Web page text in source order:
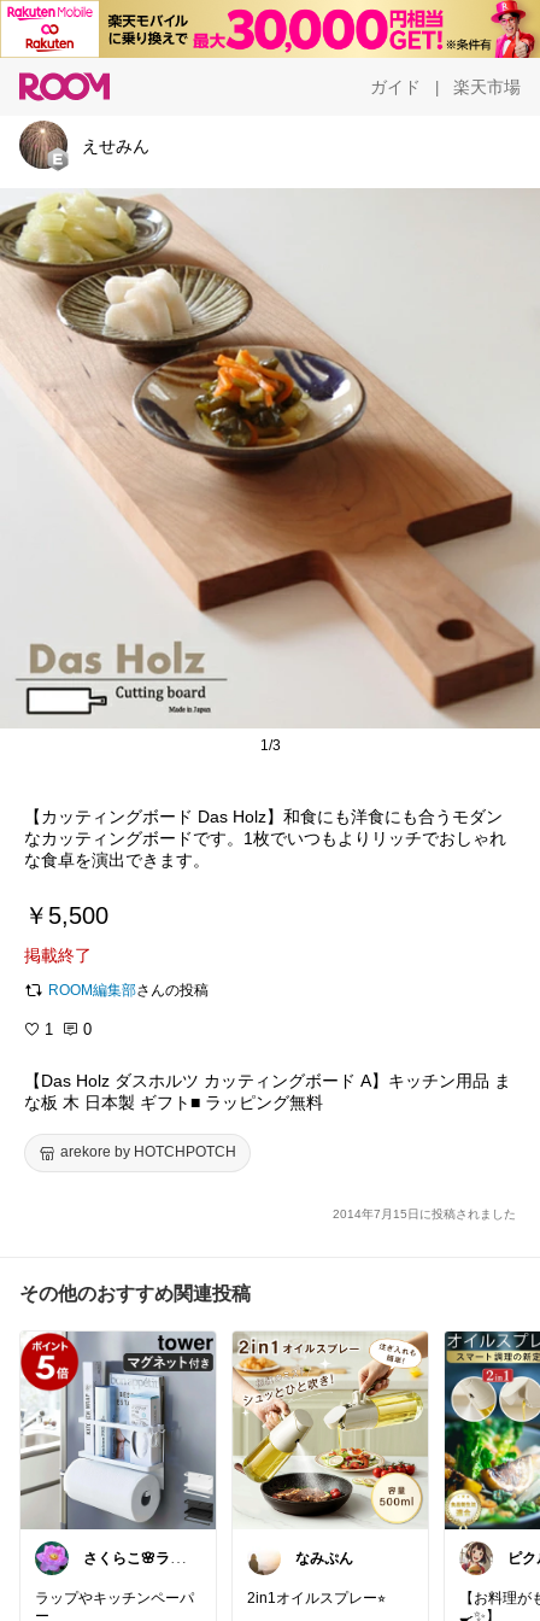
ガイド 楽天市場
えせみん
1/3
【カッティングボード Das Holz】和食にも洋食にも合うモダン
なカッティングボードです。1枚でいつもよりリッチでおしゃれ
な食卓を演出できます。
￥5,500
掲載終了
ROOM編集部さんの投稿
1 0
【Das Holz ダスホルツ カッティングボード A】キッチン用品 ま
な板 木 日本製 ギフト■ ラッピング無料
arekore by HOTCHPOTCH
2014年7月15日に投稿されました
その他のおすすめ関連投稿
さくらこ🌸ラク
ラップやキッチンペーパ
ー
なみぷん
2in1オイルスプレー⭐︎
ピ
【お料理
🍳✨】